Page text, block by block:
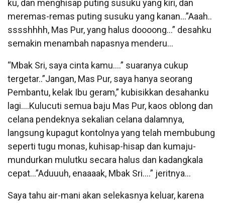
ku, dan menghisap puting susuku yang kiri, dan
meremas-remas puting susuku yang kanan…”Aaah..
sssshhhh, Mas Pur, yang halus doooong…” desahku
semakin menambah napasnya menderu…
“Mbak Sri, saya cinta kamu….” suaranya cukup
tergetar..”Jangan, Mas Pur, saya hanya seorang
Pembantu, kelak Ibu geram,” kubisikkan desahanku
lagi….Kulucuti semua baju Mas Pur, kaos oblong dan
celana pendeknya sekalian celana dalamnya,
langsung kupagut kontolnya yang telah membubung
seperti tugu monas, kuhisap-hisap dan kumaju-
mundurkan mulutku secara halus dan kadangkala
cepat…”Aduuuh, enaaaak, Mbak Sri….” jeritnya…
Saya tahu air-mani akan selekasnya keluar, karena